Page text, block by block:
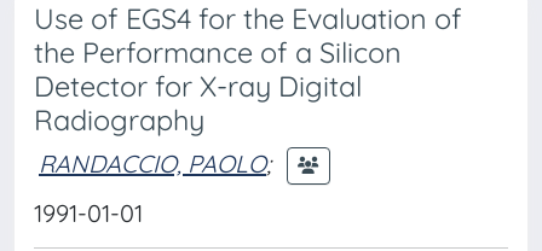
Use of EGS4 for the Evaluation of
the Performance of a Silicon
Detector for X-ray Digital
Radiography
RANDACCIO, PAOLO;
1991-01-01